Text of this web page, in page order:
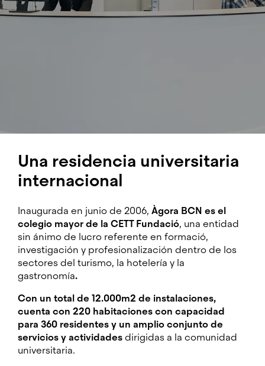
Una residencia universitaria
internacional
Inaugurada en junio de 2006, Àgora BCN es el
colegio mayor de la CETT Fundació, una entidad
sin ánimo de lucro referente en formació,
investigación y profesionalización dentro de los
sectores del turismo, la hotelería y la
gastronomía.
Con un total de 12.000m2 de instalaciones,
cuenta con 220 habitaciones con capacidad
para 360 residentes y un amplio conjunto de
servicios y actividadesdirigidas a la comunidad
universitaria.